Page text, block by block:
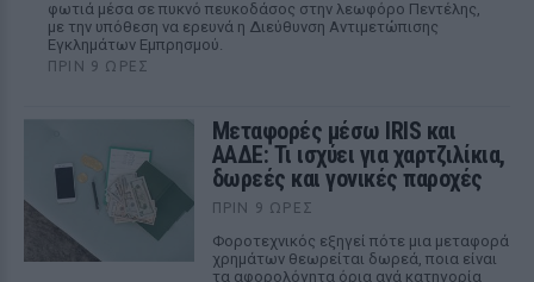
φωτιά μέσα σε πυκνό πευκοδάσος στην λεωφόρο Πεντέλης,
με την υπόθεση να ερευνά η Διεύθυνση Αντιμετώπισης
Εγκλημάτων Εμπρησμού.
ΠΡΙΝ 9 ΏΡΕΣ
Μεταφορές μέσω IRIS και
ΑΑΔΕ: Τι ισχύει για χαρτζιλίκια,
δωρεές και γονικές παροχές
ΠΡΙΝ 9 ΏΡΕΣ
Φοροτεχνικός εξηγεί πότε μια μεταφορά
χρημάτων θεωρείται δωρεά, ποια είναι
τα αφορολόγητα όρια ανά κατηγορία